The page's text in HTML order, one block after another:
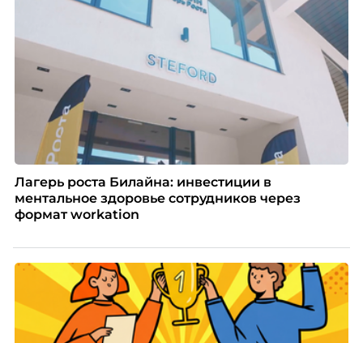
Лагерь роста Билайна: инвестиции в
ментальное здоровье сотрудников через
формат workation